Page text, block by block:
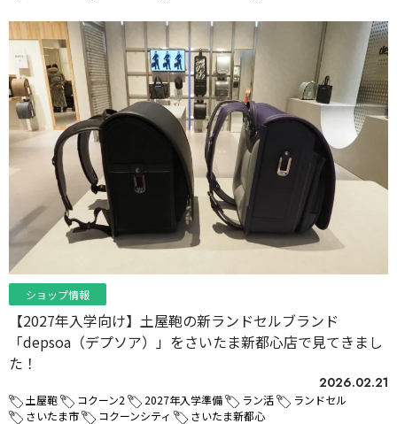
ショップ情報
【2027年入学向け】土屋鞄の新ランドセルブランド
「depsoa（デプソア）」をさいたま新都心店で見てきまし
た！
2026.02.21
土屋鞄 コクーン2 2027年入学準備 ラン活
ランドセル
さいたま市
コクーンシティ さいたま新都心